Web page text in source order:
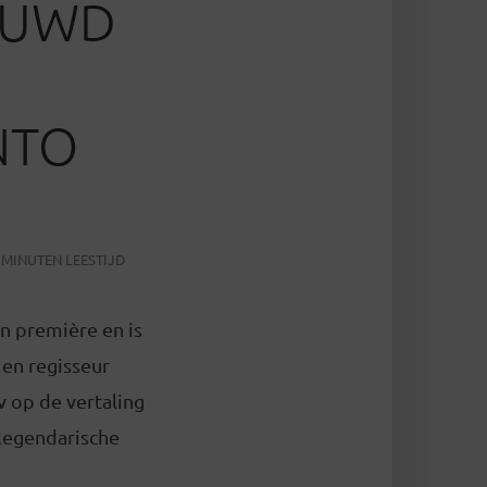
LEESTIJD
première en is
regisseur
op de vertaling